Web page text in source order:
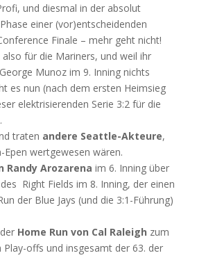
und diesmal in der absolut
einer (vor)entscheidenden
Finale – mehr geht nicht!
für die Mariners, und weil ihr
Munoz im 9. Inning nichts
es nun (nach dem ersten Heimsieg
elektrisierenden Serie 3:2 für die
traten andere Seattle-Akteure,
Epen wertgewesen wären.
Randy Arozarena im 6. Inning über
Right Fields im 8. Inning, der einen
der Blue Jays (und die 3:1-Führung)
Home Run von Cal Raleigh zum
Play-offs und insgesamt der 63. der